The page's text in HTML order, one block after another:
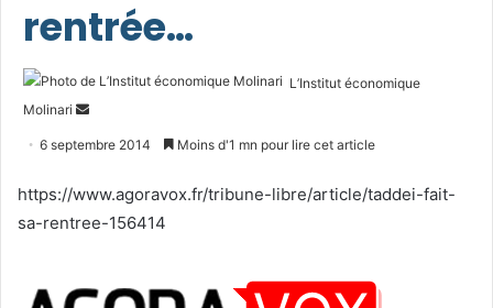
rentrée…
L’Institut économique
Molinari
Envoyer
6 septembre 2014 Moins d'1 mn pour lire cet article
https://www.agoravox.fr/tribune-libre/article/taddei-fait-
sa-rentree-156414